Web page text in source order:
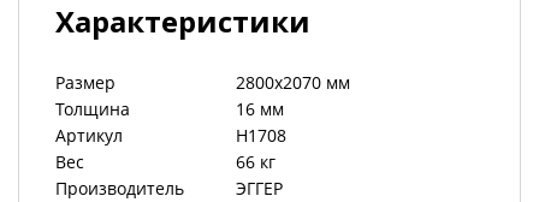
Характеристики
Размер
2800х2070 мм
Толщина
16 мм
Артикул
H1708
Вес
66 кг
Производитель
ЭГГЕР